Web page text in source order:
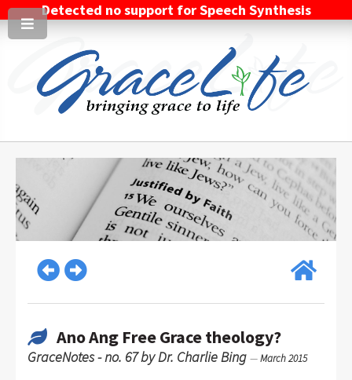
Detected no support for Speech Synthesis
Ano Ang Free Grace theology?
GraceNotes - no. 67 by Dr. Charlie Bing —March 2015